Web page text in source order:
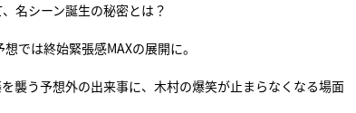
名シーン誕生の秘密とは？
では終始緊張感MAXの展開に。
襲う予想外の出来事に、木村の爆笑が止まらなくなる場面